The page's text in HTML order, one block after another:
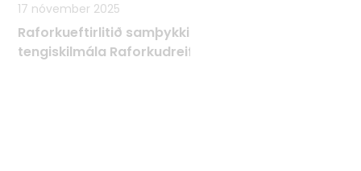
17 nóvember 2025
Raforkueftirlitið samþykkir Tæknilega
tengiskilmála Raforkudreifingar TTR